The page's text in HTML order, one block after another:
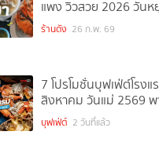
แพง วิวสวย 2026 วันห
ร้านดัง 26 ก.พ. 69
7 โปรโมชั่นบุฟเฟ่ต์โรงแ
สิงหาคม วันแม่ 2569
บุฟเฟ่ต์ 2 วันที่แล้ว